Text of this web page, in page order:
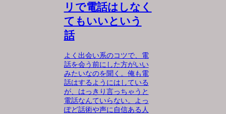
リで電話はしなく
てもいいという
話
よく出会い系のコツで、電
話を会う前にした方がいい
みたいなのを聞く。俺も電
話はするようにはしている
が、はっきり言っちゃうと
電話なんていらない。よっ
ぽど話術や声に自信ある人